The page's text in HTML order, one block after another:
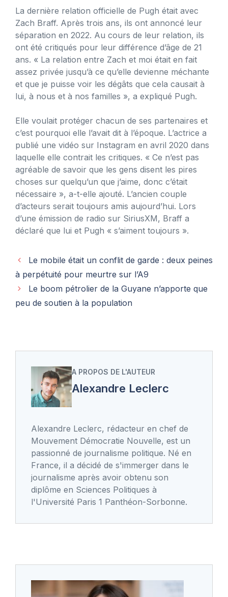
La dernière relation officielle de Pugh était avec
Zach Braff. Après trois ans, ils ont annoncé leur
séparation en 2022. Au cours de leur relation, ils
ont été critiqués pour leur différence d’âge de 21
ans. « La relation entre Zach et moi était en fait
assez privée jusqu’à ce qu’elle devienne méchante
et que je puisse voir les dégâts que cela causait à
lui, à nous et à nos familles », a expliqué Pugh.
Elle voulait protéger chacun de ses partenaires et
c’est pourquoi elle l’avait dit à l’époque. L’actrice a
publié une vidéo sur Instagram en avril 2020 dans
laquelle elle contrait les critiques. « Ce n’est pas
agréable de savoir que les gens disent les pires
choses sur quelqu’un que j’aime, donc c’était
nécessaire », a-t-elle ajouté. L’ancien couple
d’acteurs serait toujours amis aujourd’hui. Lors
d’une émission de radio sur SiriusXM, Braff a
déclaré que lui et Pugh « s’aiment toujours ».
Le mobile était un conflit de garde : deux peines
à perpétuité pour meurtre sur l’A9
Le boom pétrolier de la Guyane n’apporte que
peu de soutien à la population
A PROPOS DE L'AUTEUR
Alexandre Leclerc
Alexandre Leclerc, rédacteur en chef de
Mouvement Démocratie Nouvelle, est un
passionné de journalisme politique. Né en
France, il a décidé de s'immerger dans le
journalisme après avoir obtenu son
diplôme en Sciences Politiques à
l'Université Paris 1 Panthéon-Sorbonne.